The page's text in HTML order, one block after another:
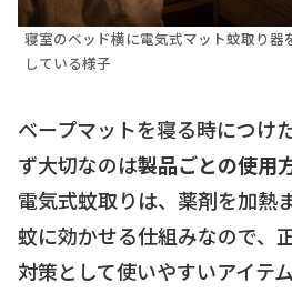
寝室のベッド横に電気式マット蚊取り器
している様子
ベープマットを寝る時につけ
ず大切なのは製品ごとの使用
電気式蚊取りは、薬剤を加熱
蚊に効かせる仕組みなので、
対策として使いやすいアイテム